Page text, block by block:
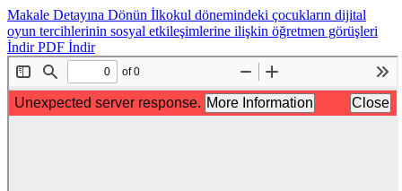
Makale Detayına Dönün İlkokul dönemindeki çocukların dijital
oyun tercihlerinin sosyal etkileşimlerine ilişkin öğretmen görüşleri
İndirPDF İndir